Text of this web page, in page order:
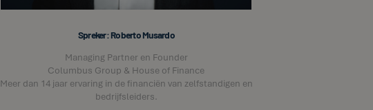
Spreker: Roberto Musardo
Managing Partner en Founder
Columbus Group & House of Finance
Meer dan 14 jaar ervaring in de financiën van zelfstandigen en
bedrijfsleiders.